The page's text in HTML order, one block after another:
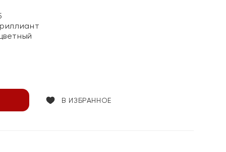
В ИЗБРАННОЕ